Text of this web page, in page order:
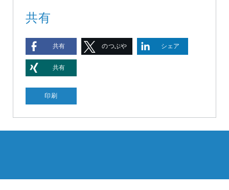
共有
共有 のつぶや シェア
共有
印刷